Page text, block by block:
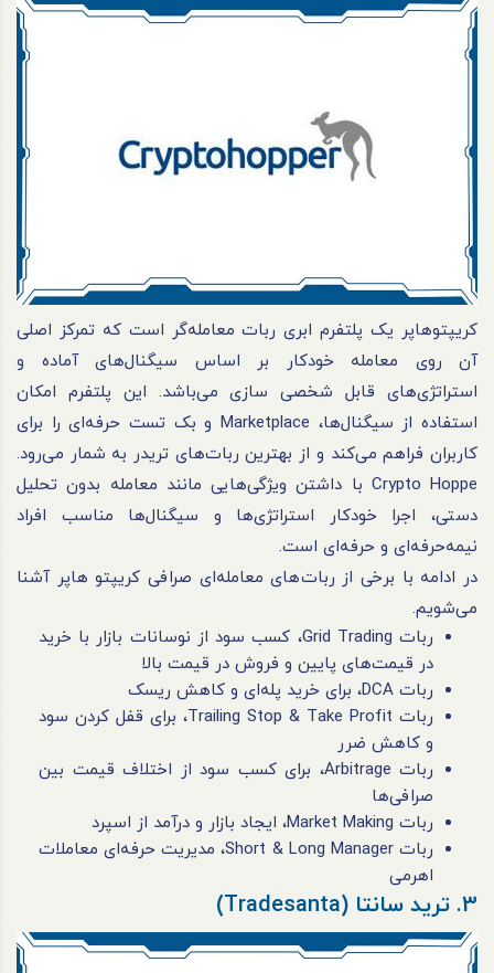
کریپتوهاپر یک پلتفرم ابری ربات معامله‌گر است که تمرکز اصلی
آن روی معامله خودکار بر اساس سیگنال‌های آماده و
استراتژی‌های قابل شخصی سازی می‌باشد. این پلتفرم امکان
استفاده از سیگنال‌ها، Marketplace و بک تست حرفه‌ای را برای
کاربران فراهم می‌کند و از بهترین ربات‌های تریدر به شمار می‌رود.
Crypto Hoppe با داشتن ویژگی‌هایی مانند معامله بدون تحلیل
دستی، اجرا خودکار استراتژی‌ها و سیگنال‌ها مناسب افراد
نیمه‌حرفه‌ای و حرفه‌ای است.
در ادامه با برخی از ربات‌های معامله‌ای صرافی کریپتو هاپر آشنا
می‌شویم.
ربات Grid Trading، کسب سود از نوسانات بازار با خرید
در قیمت‌های پایین و فروش در قیمت بالا
ربات DCA، برای خرید پله‌ای و کاهش ریسک
ربات Trailing Stop & Take Profit، برای قفل کردن سود
و کاهش ضرر
ربات Arbitrage، برای کسب سود از اختلاف قیمت بین
صرافی‌ها
ربات Market Making، ایجاد بازار و درآمد از اسپرد
ربات Short & Long Manager، مدیریت حرفه‌ای معاملات
اهرمی
3. ترید سانتا (Tradesanta)